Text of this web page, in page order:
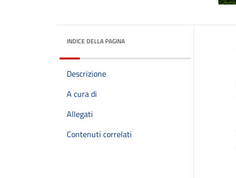
INDICE DELLA PAGINA
Descrizione
A cura di
Allegati
Contenuti correlati